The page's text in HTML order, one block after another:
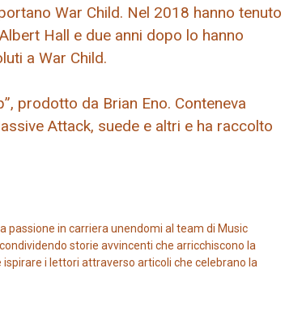
War Child. Nel 2018 hanno tenuto
Hall e due anni dopo lo hanno
a War Child.
prodotto da Brian Eno. Conteneva
Attack, suede e altri e ha raccolto
in carriera unendomi al team di Music
storie avvincenti che arricchiscono la
i lettori attraverso articoli che celebrano la